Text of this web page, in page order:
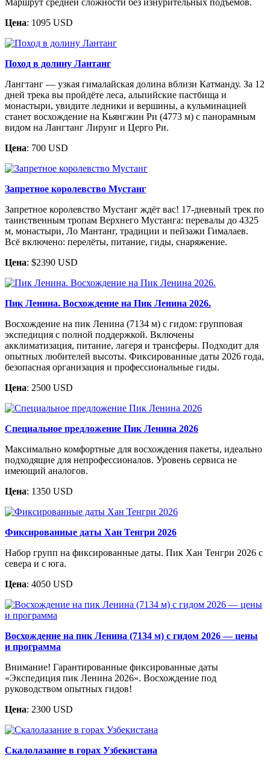
Маршрут средней сложности без изнурительных подъемов.
Цена: 1095 USD
Поход в долину Лантанг
Лангтанг — узкая гималайская долина вблизи Катманду. За 12
дней трека вы пройдёте леса, альпийские пастбища и
монастыри, увидите ледники и вершины, а кульминацией
станет восхождение на Кьянгжин Ри (4773 м) с панорамным
видом на Лангтанг Лирунг и Церго Ри.
Цена: 700 USD
Запретное королевство Мустанг
Запретное королевство Мустанг ждёт вас! 17-дневный трек по
таинственным тропам Верхнего Мустанга: перевалы до 4325
м, монастыри, Ло Мантанг, традиции и пейзажи Гималаев.
Всё включено: перелёты, питание, гиды, снаряжение.
Цена: $2390 USD
Пик Ленина. Восхождение на Пик Ленина 2026.
Восхождение на пик Ленина (7134 м) с гидом: групповая
экспедиция с полной поддержкой. Включены
акклиматизация, питание, лагеря и трансферы. Подходит для
опытных любителей высоты. Фиксированные даты 2026 года,
безопасная организация и профессиональные гиды.
Цена: 2500 USD
Специальное предложение Пик Ленина 2026
Максимально комфортные для восхождения пакеты, идеально
подходящие для непрофессионалов. Уровень сервиса не
имеющий аналогов.
Цена: 1350 USD
Фиксированные даты Хан Тенгри 2026
Набор групп на фиксированные даты. Пик Хан Тенгри 2026 с
севера и с юга.
Цена: 4050 USD
Восхождение на пик Ленина (7134 м) с гидом 2026 — цены
и программа
Внимание! Гарантированные фиксированные даты
«Экспедиция пик Ленина 2026». Восхождение под
руководством опытных гидов!
Цена: 2300 USD
Скалолазание в горах Узбекистана